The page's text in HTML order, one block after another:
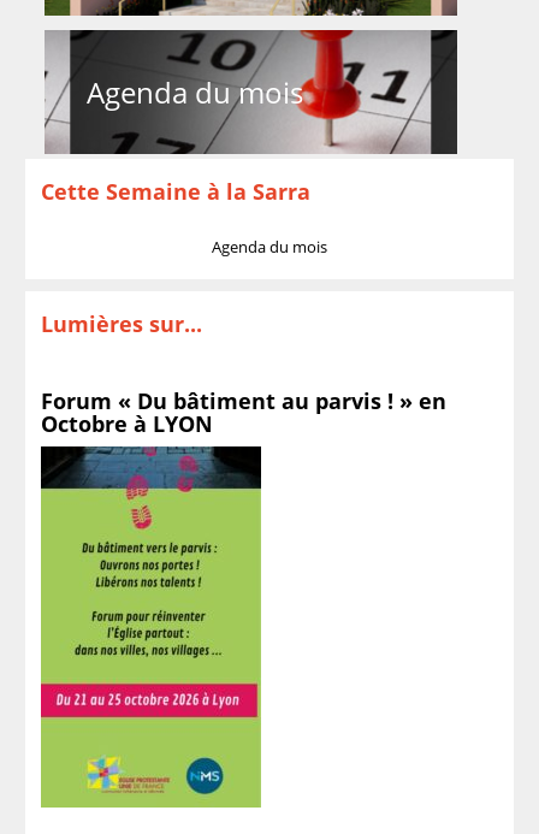
Agenda du mois
Cette Semaine à la Sarra
Agenda du mois
Lumières sur...
Forum « Du bâtiment au parvis ! » en
Octobre à LYON